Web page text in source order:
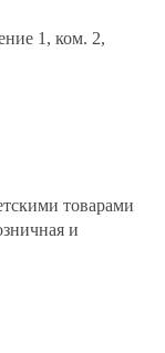
1, ком. 2,
товарами
и